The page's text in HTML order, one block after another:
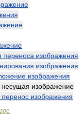
переноса изображения
изображения
изображения
изображение
перенос изображения